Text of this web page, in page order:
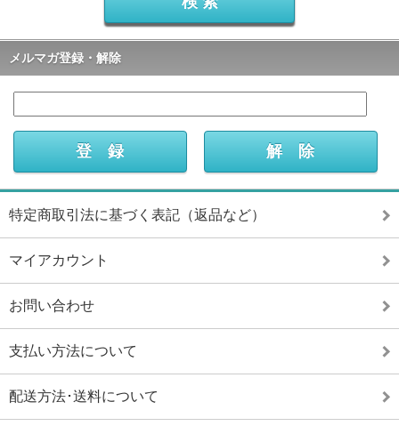
メルマガ登録・解除
特定商取引法に基づく表記（返品など）
マイアカウント
お問い合わせ
支払い方法について
配送方法･送料について